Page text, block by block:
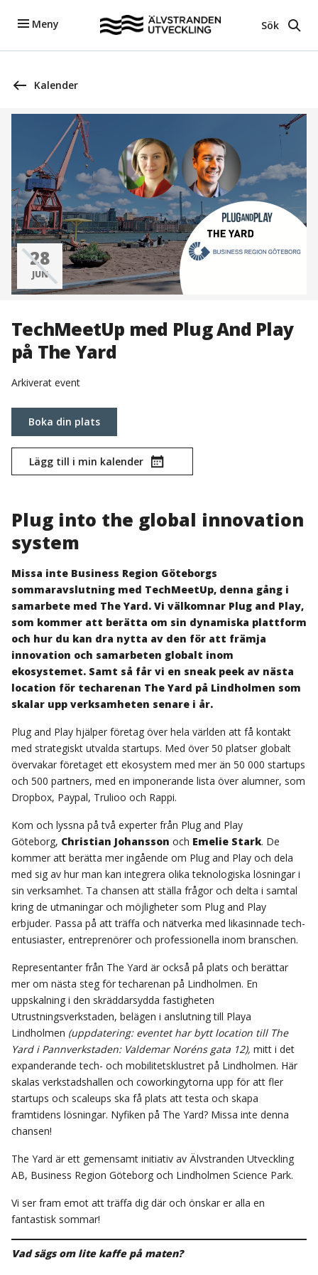
Meny Sök
Kalender
28
JUN
TechMeetUp med Plug And Play
på The Yard
Arkiverat event
Boka din plats
Lägg till i min kalender
Plug into the global innovation
system
Missa inte Business Region Göteborgs
sommaravslutning med TechMeetUp, denna gång i
samarbete med The Yard. Vi välkomnar Plug and Play,
som kommer att berätta om sin dynamiska plattform
och hur du kan dra nytta av den för att främja
innovation och samarbeten globalt inom
ekosystemet. Samt så får vi en sneak peek av nästa
location för techarenan The Yard på Lindholmen som
skalar upp verksamheten senare i år.
Plug and Play hjälper företag över hela världen att få kontakt
med strategiskt utvalda startups. Med över 50 platser globalt
övervakar företaget ett ekosystem med mer än 50 000 startups
och 500 partners, med en imponerande lista över alumner, som
Dropbox, Paypal, Trulioo och Rappi.
Kom och lyssna på två experter från Plug and Play
Göteborg, Christian Johansson och Emelie Stark. De
kommer att berätta mer ingående om Plug and Play och dela
med sig av hur man kan integrera olika teknologiska lösningar i
sin verksamhet. Ta chansen att ställa frågor och delta i samtal
kring de utmaningar och möjligheter som Plug and Play
erbjuder. Passa på att träffa och nätverka med likasinnade tech-
entusiaster, entreprenörer och professionella inom branschen.
Representanter från The Yard är också på plats och berättar
mer om nästa steg för techarenan på Lindholmen. En
uppskalning i den skräddarsydda fastigheten
Utrustningsverkstaden, belägen i anslutning till Playa
Lindholmen (uppdatering: eventet har bytt location till The
Yard i Pannverkstaden: Valdemar Noréns gata 12), mitt i det
expanderande tech- och mobilitetsklustret på Lindholmen. Här
skalas verkstadshallen och coworkingytorna upp för att fler
startups och scaleups ska få plats att testa och skapa
framtidens lösningar. Nyfiken på The Yard? Missa inte denna
chansen!
The Yard är ett gemensamt initiativ av Älvstranden Utveckling
AB, Business Region Göteborg och Lindholmen Science Park.
Vi ser fram emot att träffa dig där och önskar er alla en
fantastisk sommar!
Vad sägs om lite kaffe på maten?